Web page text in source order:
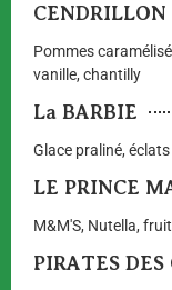
CENDRILLON
Pommes
vanille, chantilly
La BARBIE
Glace praliné,
LE PRINCE
M&M'S, Nutella,
PIRATES DES